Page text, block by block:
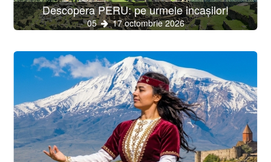
Descopera PERU: pe urmele incașilor!
05 17 octombrie 2026